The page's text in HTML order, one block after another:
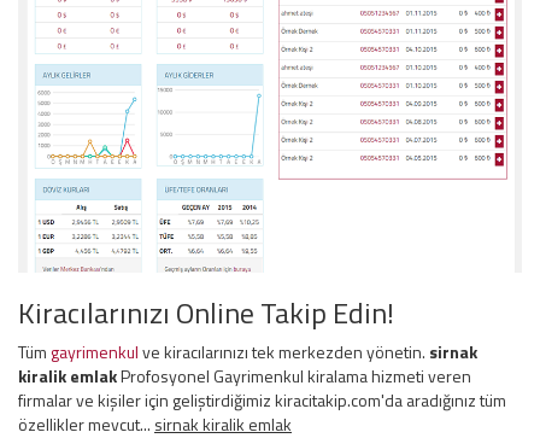
Kiracılarınızı Online Takip Edin!
Tüm gayrimenkulve kiracılarınızı tek merkezden yönetin. sirnak
kiralik emlakProfosyonel Gayrimenkul kiralama hizmeti veren
firmalar ve kişiler için geliştirdiğimiz kiracitakip.com'da aradığınız tüm
özellikler mevcut... sirnak kiralik emlak